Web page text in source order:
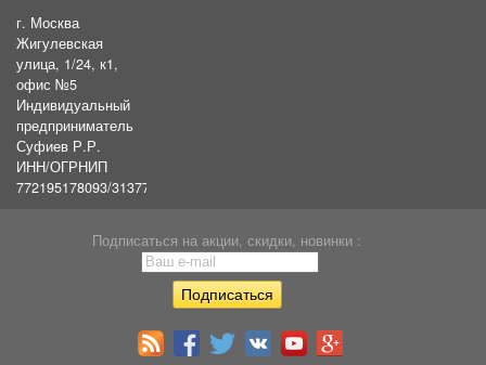
г. Москва
Жигулевская
улица, 1/24, к1,
офис №5
Индивидуальный
предприниматель
Суфиев Р.Р.
ИНН/ОГРНИП
772195178093/31377461610054
Подписаться на акции, скидки, новинки :